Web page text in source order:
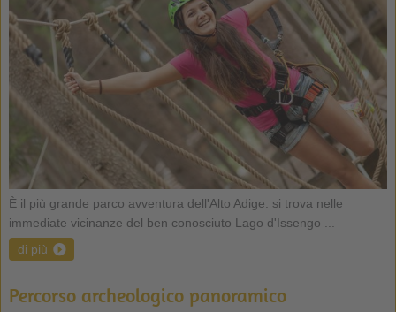
È il più grande parco avventura dell'Alto Adige: si trova nelle
immediate vicinanze del ben conosciuto Lago d'Issengo ...
di più
Percorso archeologico panoramico